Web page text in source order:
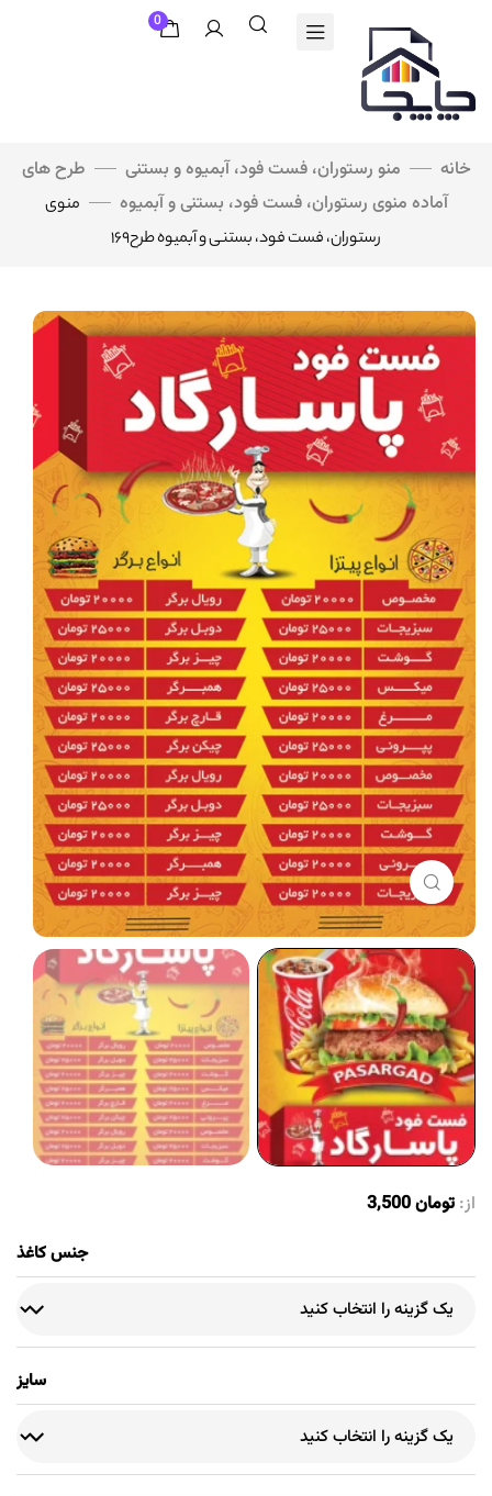
0
خانه منو رستوران، فست فود، آبمیوه و بستنی
طرح های
آماده منوی رستوران، فست فود، بستنی و آبمیوه
منوی
رستوران، فست فود، بستنی و آبمیوه طرح۱۶۹
برای بزرگنمایی کلیک کنید
از: تومان
جنس کاغذ
سایز